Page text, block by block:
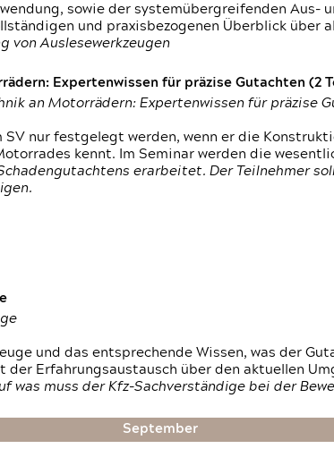
sowie der systemübergreifenden Aus-
und praxisbezogenen Überblick über
von Auslesewerkzeugen
Expertenwissen für präzise Gutachten (2
an Motorrädern: Expertenwissen für präzise
nur festgelegt werden, wenn er die
kennt. Im Seminar werden die
erarbeitet. Der Teilnehmer
und das entsprechende Wissen, was der
Erfahrungsaustausch über den aktuellen
was muss der Kfz-Sachverständige bei der
September